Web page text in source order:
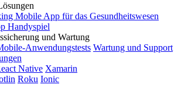
Mobile App für das Gesundheitswesen
Handyspiel
und Wartung
Anwendungstests Wartung und Support
Native Xamarin
Roku Ionic